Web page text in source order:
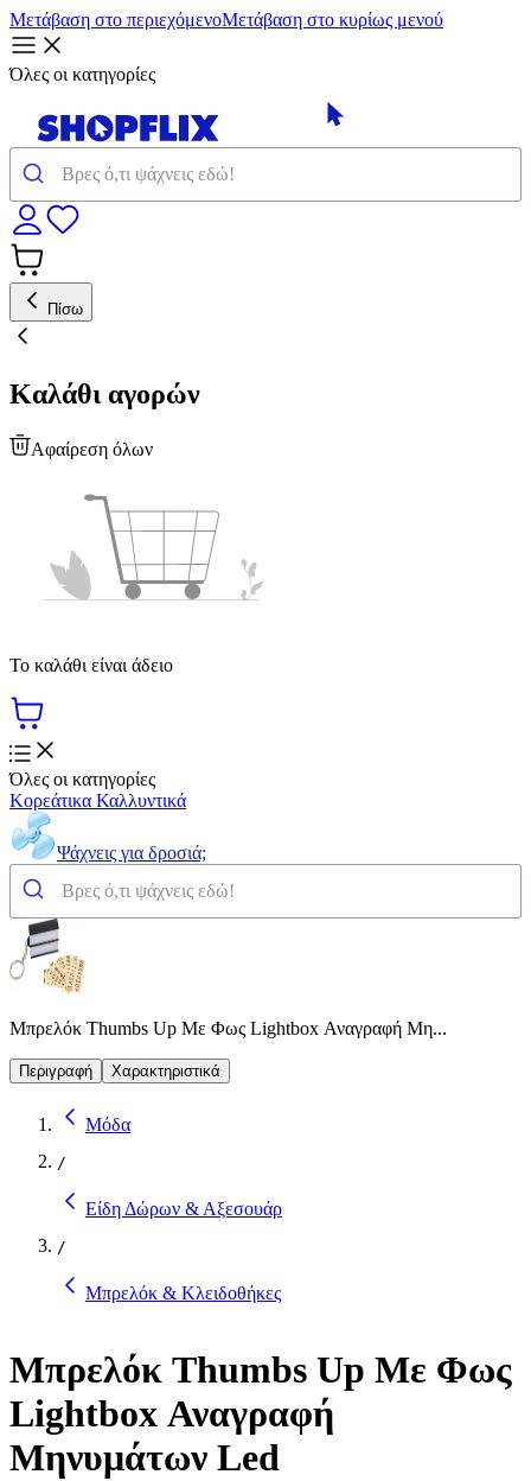
Μετάβαση στο περιεχόμενοΜετάβαση στο κυρίως μενού
Όλες οι κατηγορίες
Πίσω
Καλάθι αγορών
Αφαίρεση όλων
Το καλάθι είναι άδειο
Όλες οι κατηγορίες
Κορεάτικα Καλλυντικά
Ψάχνεις για δροσιά;
Μπρελόκ Thumbs Up Με Φως Lightbox Αναγραφή Μη...
Περιγραφή Χαρακτηριστικά
Μόδα
/
Είδη Δώρων & Αξεσουάρ
/
Μπρελόκ & Κλειδοθήκες
Μπρελόκ Thumbs Up Με Φως
Lightbox Αναγραφή
Μηνυμάτων Led